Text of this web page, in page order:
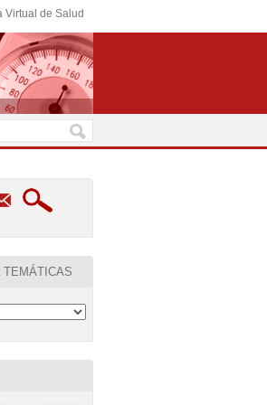
Virtual de Salud
TEMÁTICAS